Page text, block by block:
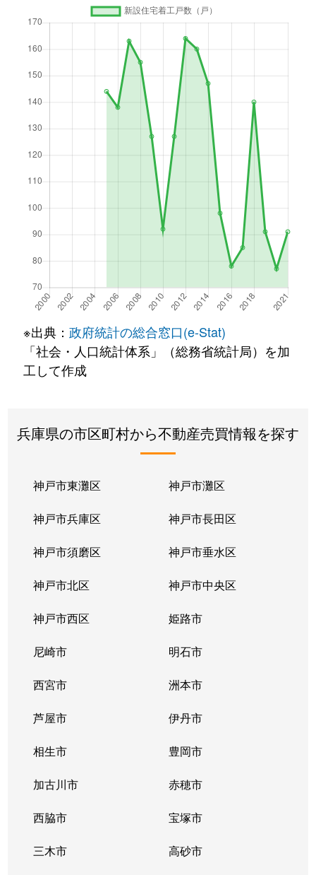
※出典： 政府統計の総合窓口(e-Stat)
「社会・人口統計体系」（総務省統計局）を加
工して作成
兵庫県の市区町村から不動産売買情報を探す
神戸市東灘区 神戸市灘区
神戸市兵庫区 神戸市長田区
神戸市須磨区 神戸市垂水区
神戸市北区 神戸市中央区
神戸市西区 姫路市
尼崎市 明石市
西宮市 洲本市
芦屋市 伊丹市
相生市 豊岡市
加古川市 赤穂市
西脇市 宝塚市
三木市 高砂市